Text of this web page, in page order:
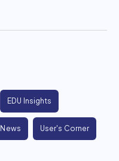
EDU Insights
News User's Corner